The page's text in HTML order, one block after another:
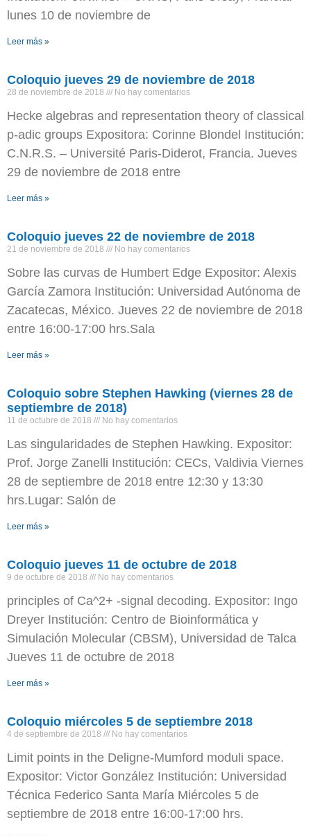
lunes 10 de noviembre de
Leer más »
Coloquio jueves 29 de noviembre de 2018
28 de noviembre de 2018 No hay comentarios
Hecke algebras and representation theory of classical
p-adic groups Expositora: Corinne Blondel Institución:
C.N.R.S. – Université Paris-Diderot, Francia. Jueves
29 de noviembre de 2018 entre
Leer más »
Coloquio jueves 22 de noviembre de 2018
21 de noviembre de 2018 No hay comentarios
Sobre las curvas de Humbert Edge Expositor: Alexis
García Zamora Institución: Universidad Autónoma de
Zacatecas, México. Jueves 22 de noviembre de 2018
entre 16:00-17:00 hrs.Sala
Leer más »
Coloquio sobre Stephen Hawking (viernes 28 de
septiembre de 2018)
11 de octubre de 2018 No hay comentarios
Las singularidades de Stephen Hawking. Expositor:
Prof. Jorge Zanelli Institución: CECs, Valdivia Viernes
28 de septiembre de 2018 entre 12:30 y 13:30
hrs.Lugar: Salón de
Leer más »
Coloquio jueves 11 de octubre de 2018
9 de octubre de 2018 No hay comentarios
principles of Ca^2+ -signal decoding. Expositor: Ingo
Dreyer Institución: Centro de Bioinformática y
Simulación Molecular (CBSM), Universidad de Talca
Jueves 11 de octubre de 2018
Leer más »
Coloquio miércoles 5 de septiembre 2018
4 de septiembre de 2018 No hay comentarios
Limit points in the Deligne-Mumford moduli space.
Expositor: Victor González Institución: Universidad
Técnica Federico Santa María Miércoles 5 de
septiembre de 2018 entre 16:00-17:00 hrs.